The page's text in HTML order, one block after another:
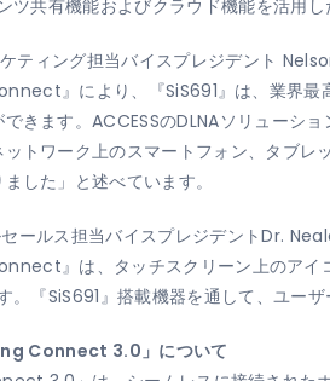
ツ共有機能およびクラウド機能を活用
ティング担当バイスプレジデント
』により、『SiS691』は、業界
きます。ACCESSのDLNAソリューシ
トワーク上のスマートフォン、タブ
した」と述べています。
ールス担当バイスプレジデントDr.
』は、タッチスクリーン上のアイ
。『SiS691』搭載機器を通して、ユー
Connect 3.0」について